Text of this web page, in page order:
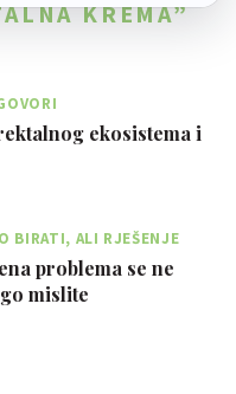
KREMA”
ekosistema i
BIRATI, ALI RJEŠENJE
problema se ne
mislite